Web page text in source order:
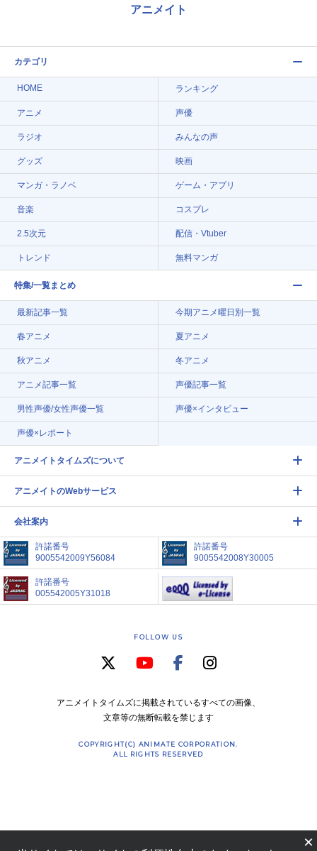
アニメイト
カテゴリ
HOME ランキング
アニメ 声優
ラジオ みんなの声
グッズ 映画
マンガ・ラノベ ゲーム・アプリ
音楽 コスプレ
2.5次元 配信・Vtuber
トレンド 無料マンガ
特集/一覧まとめ
最新記事一覧 今期アニメ曜日別一覧
春アニメ 夏アニメ
秋アニメ 冬アニメ
アニメ記事一覧 声優記事一覧
男性声優/女性声優一覧 声優×インタビュー
声優×レポート
アニメイトタイムズについて
アニメイトのWebサービス
会社案内
許諾番号
9005542009Y56084
許諾番号
9005542008Y30005
許諾番号
005542005Y31018
FOLLOW US
アニメイトタイムズに掲載されているすべての画像、
文章等の無断転載を禁じます
COPYRIGHT(C) ANIMATE CORPORATION.
ALL RIGHTS RESERVED
×